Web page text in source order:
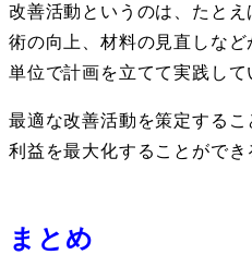
改善活動というのは、たと
術の向上、材料の見直しな
単位で計画を立てて実践して
最適な改善活動を策定するこ
利益を最大化することができ
まとめ